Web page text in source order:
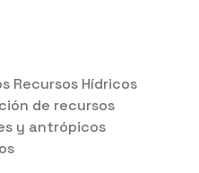
Recursos Hídricos
de recursos
y antrópicos